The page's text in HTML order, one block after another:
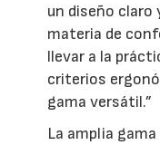
un diseño claro
materia de
llevar a la
criterios
gama versátil.”
La amplia